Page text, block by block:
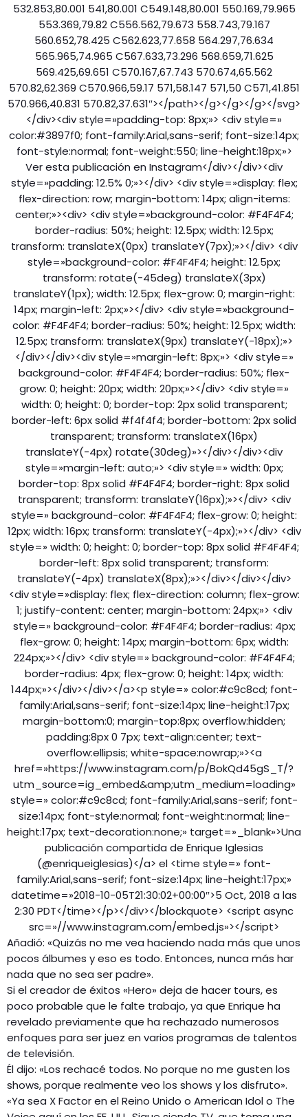
532.853,80.001 541,80.001 C549.148,80.001 550.169,79.965
553.369,79.82 C556.562,79.673 558.743,79.167
560.652,78.425 C562.623,77.658 564.297,76.634
565.965,74.965 C567.633,73.296 568.659,71.625
569.425,69.651 C570.167,67.743 570.674,65.562
570.82,62.369 C570.966,59.17 571,58.147 571,50 C571,41.851
570.966,40.831 570.82,37.631″></path></g></g></g></svg>
</div><div style=»padding-top: 8px;»> <div style=»
color:#3897f0; font-family:Arial,sans-serif; font-size:14px;
font-style:normal; font-weight:550; line-height:18px;»>
Ver esta publicación en Instagram</div></div><div
style=»padding: 12.5% 0;»></div> <div style=»display: flex;
flex-direction: row; margin-bottom: 14px; align-items:
center;»><div> <div style=»background-color: #F4F4F4;
border-radius: 50%; height: 12.5px; width: 12.5px;
transform: translateX(0px) translateY(7px);»></div> <div
style=»background-color: #F4F4F4; height: 12.5px;
transform: rotate(-45deg) translateX(3px)
translateY(1px); width: 12.5px; flex-grow: 0; margin-right:
14px; margin-left: 2px;»></div> <div style=»background-
color: #F4F4F4; border-radius: 50%; height: 12.5px; width:
12.5px; transform: translateX(9px) translateY(-18px);»>
</div></div><div style=»margin-left: 8px;»> <div style=»
background-color: #F4F4F4; border-radius: 50%; flex-
grow: 0; height: 20px; width: 20px;»></div> <div style=»
width: 0; height: 0; border-top: 2px solid transparent;
border-left: 6px solid #f4f4f4; border-bottom: 2px solid
transparent; transform: translateX(16px)
translateY(-4px) rotate(30deg)»></div></div><div
style=»margin-left: auto;»> <div style=» width: 0px;
border-top: 8px solid #F4F4F4; border-right: 8px solid
transparent; transform: translateY(16px);»></div> <div
style=» background-color: #F4F4F4; flex-grow: 0; height:
12px; width: 16px; transform: translateY(-4px);»></div> <div
style=» width: 0; height: 0; border-top: 8px solid #F4F4F4;
border-left: 8px solid transparent; transform:
translateY(-4px) translateX(8px);»></div></div></div>
<div style=»display: flex; flex-direction: column; flex-grow:
1; justify-content: center; margin-bottom: 24px;»> <div
style=» background-color: #F4F4F4; border-radius: 4px;
flex-grow: 0; height: 14px; margin-bottom: 6px; width:
224px;»></div> <div style=» background-color: #F4F4F4;
border-radius: 4px; flex-grow: 0; height: 14px; width:
144px;»></div></div></a><p style=» color:#c9c8cd; font-
family:Arial,sans-serif; font-size:14px; line-height:17px;
margin-bottom:0; margin-top:8px; overflow:hidden;
padding:8px 0 7px; text-align:center; text-
overflow:ellipsis; white-space:nowrap;»><a
href=»https://www.instagram.com/p/BokQd45gS_T/?
utm_source=ig_embed&amp;utm_medium=loading»
style=» color:#c9c8cd; font-family:Arial,sans-serif; font-
size:14px; font-style:normal; font-weight:normal; line-
height:17px; text-decoration:none;» target=»_blank»>Una
publicación compartida de Enrique Iglesias
(@enriqueiglesias)</a> el <time style=» font-
family:Arial,sans-serif; font-size:14px; line-height:17px;»
datetime=»2018-10-05T21:30:02+00:00″>5 Oct, 2018 a las
2:30 PDT</time></p></div></blockquote> <script async
src=»//www.instagram.com/embed.js»></script>
Añadió: «Quizás no me vea haciendo nada más que unos
pocos álbumes y eso es todo. Entonces, nunca más har
nada que no sea ser padre».
Si el creador de éxitos «Hero» deja de hacer tours, es
poco probable que le falte trabajo, ya que Enrique ha
revelado previamente que ha rechazado numerosos
enfoques para ser juez en varios programas de talentos
de televisión.
Él dijo: «Los rechacé todos. No porque no me gusten los
shows, porque realmente veo los shows y los disfruto».
«Ya sea X Factor en el Reino Unido o American Idol o The